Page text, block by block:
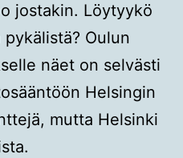
jostakin. Löytyykö
Oulun
näet on selvästi
Helsingin
mutta Helsinki